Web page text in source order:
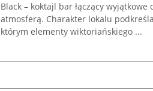
Black – koktajl bar łączący
atmosferą. Charakter lokalu
którym elementy wiktoriańskiego ...